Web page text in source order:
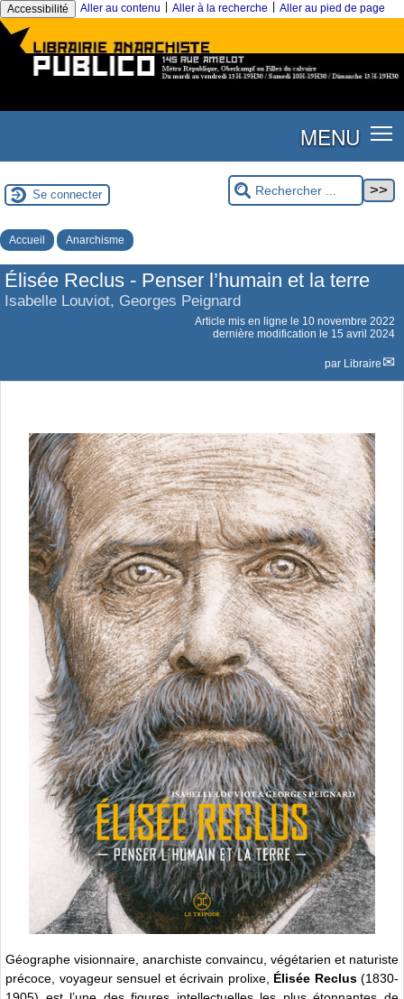
Accessibilité Aller au contenu Aller à la recherche Aller au pied de page
MENU
Se connecter
Accueil Anarchisme
Élisée Reclus - Penser l’humain et la terre
Isabelle Louviot, Georges Peignard
Article mis en ligne le 10 novembre 2022
dernière modification le 15 avril 2024
par Libraire
Géographe visionnaire, anarchiste convaincu, végétarien et naturiste
précoce, voyageur sensuel et écrivain prolixe, Élisée Reclus(1830-